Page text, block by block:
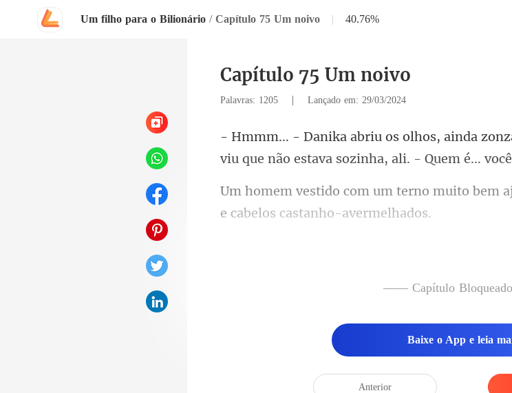
Um filho para o Bilionário / Capítulo 75 Um noivo | 40.76%
Capítulo 75 Um noivo
Palavras: 1205 | Lançado em: 29/03/2024
viu que
bem
—— Capítulo
Baixe o App e leia
Anterior